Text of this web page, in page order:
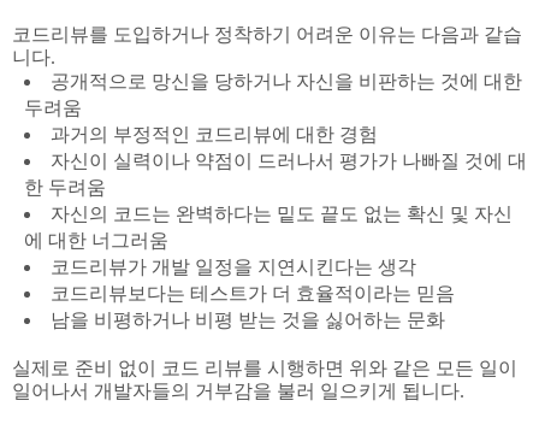
코드리뷰를 도입하거나 정착하기 어려운 이유는 다음과 같습
니다.
공개적으로 망신을 당하거나 자신을 비판하는 것에 대한
두려움
과거의 부정적인 코드리뷰에 대한 경험
자신이 실력이나 약점이 드러나서 평가가 나빠질 것에 대
한 두려움
자신의 코드는 완벽하다는 밑도 끝도 없는 확신 및 자신
에 대한 너그러움
코드리뷰가 개발 일정을 지연시킨다는 생각
코드리뷰보다는 테스트가 더 효율적이라는 믿음
남을 비평하거나 비평 받는 것을 싫어하는 문화
실제로 준비 없이 코드 리뷰를 시행하면 위와 같은 모든 일이
일어나서 개발자들의 거부감을 불러 일으키게 됩니다.